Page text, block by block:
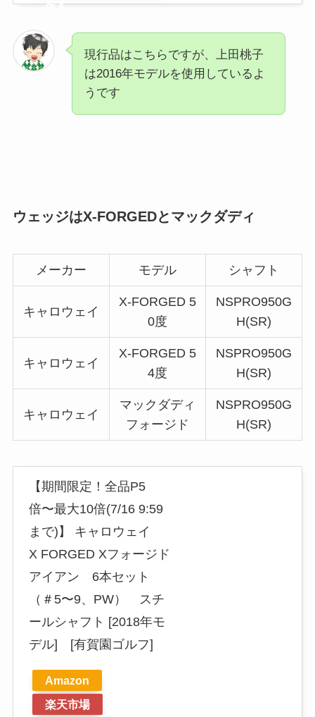
探す
現行品はこちらですが、上田桃子
は2016年モデルを使用しているよ
うです
ウェッジはX-FORGEDとマックダディ
メーカー モデル シャフト
キャロウェイ
X-FORGED 5
0度
NSPRO950G
H(SR)
キャロウェイ
X-FORGED 5
4度
NSPRO950G
H(SR)
キャロウェイ
マックダディ
フォージド
NSPRO950G
H(SR)
【期間限定！全品P5
倍〜最大10倍(7/16 9:59
まで)】 キャロウェイ
X FORGED Xフォージド
アイアン 6本セット
（＃5〜9、PW） スチ
ールシャフト [2018年モ
デル] [有賀園ゴルフ]
Amazon
楽天市場